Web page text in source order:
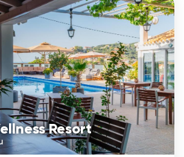
Resort